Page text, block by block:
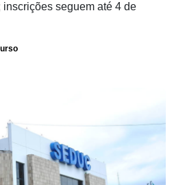
seguem até 4 de